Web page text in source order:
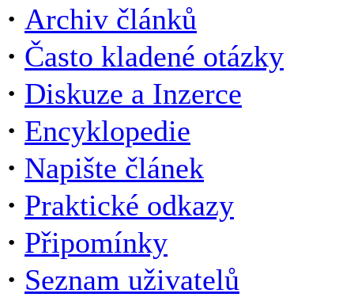
· Archiv článků
· Často kladené otázky
· Diskuze a Inzerce
· Encyklopedie
· Napište článek
· Praktické odkazy
· Připomínky
· Seznam uživatelů